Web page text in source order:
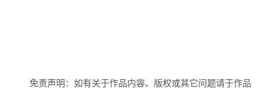
免责声明：如有关于作品内容、版权或其它问题请于作品